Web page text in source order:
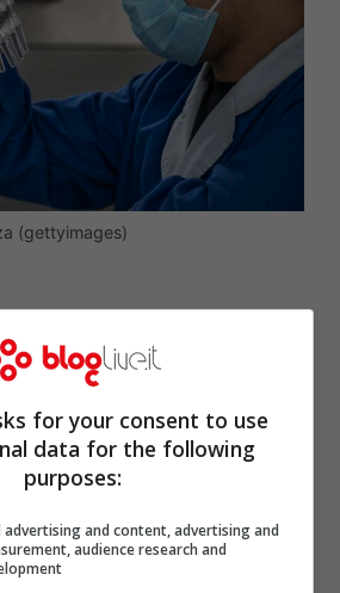
(gettyimages)
for your consent to use
data for the following
purposes:
advertising and content, advertising and
audience research and